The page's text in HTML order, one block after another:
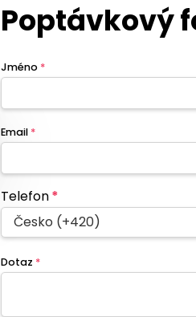
Poptávkový
Jméno *
Email *
Telefon*
Česko (+420)
Dotaz *